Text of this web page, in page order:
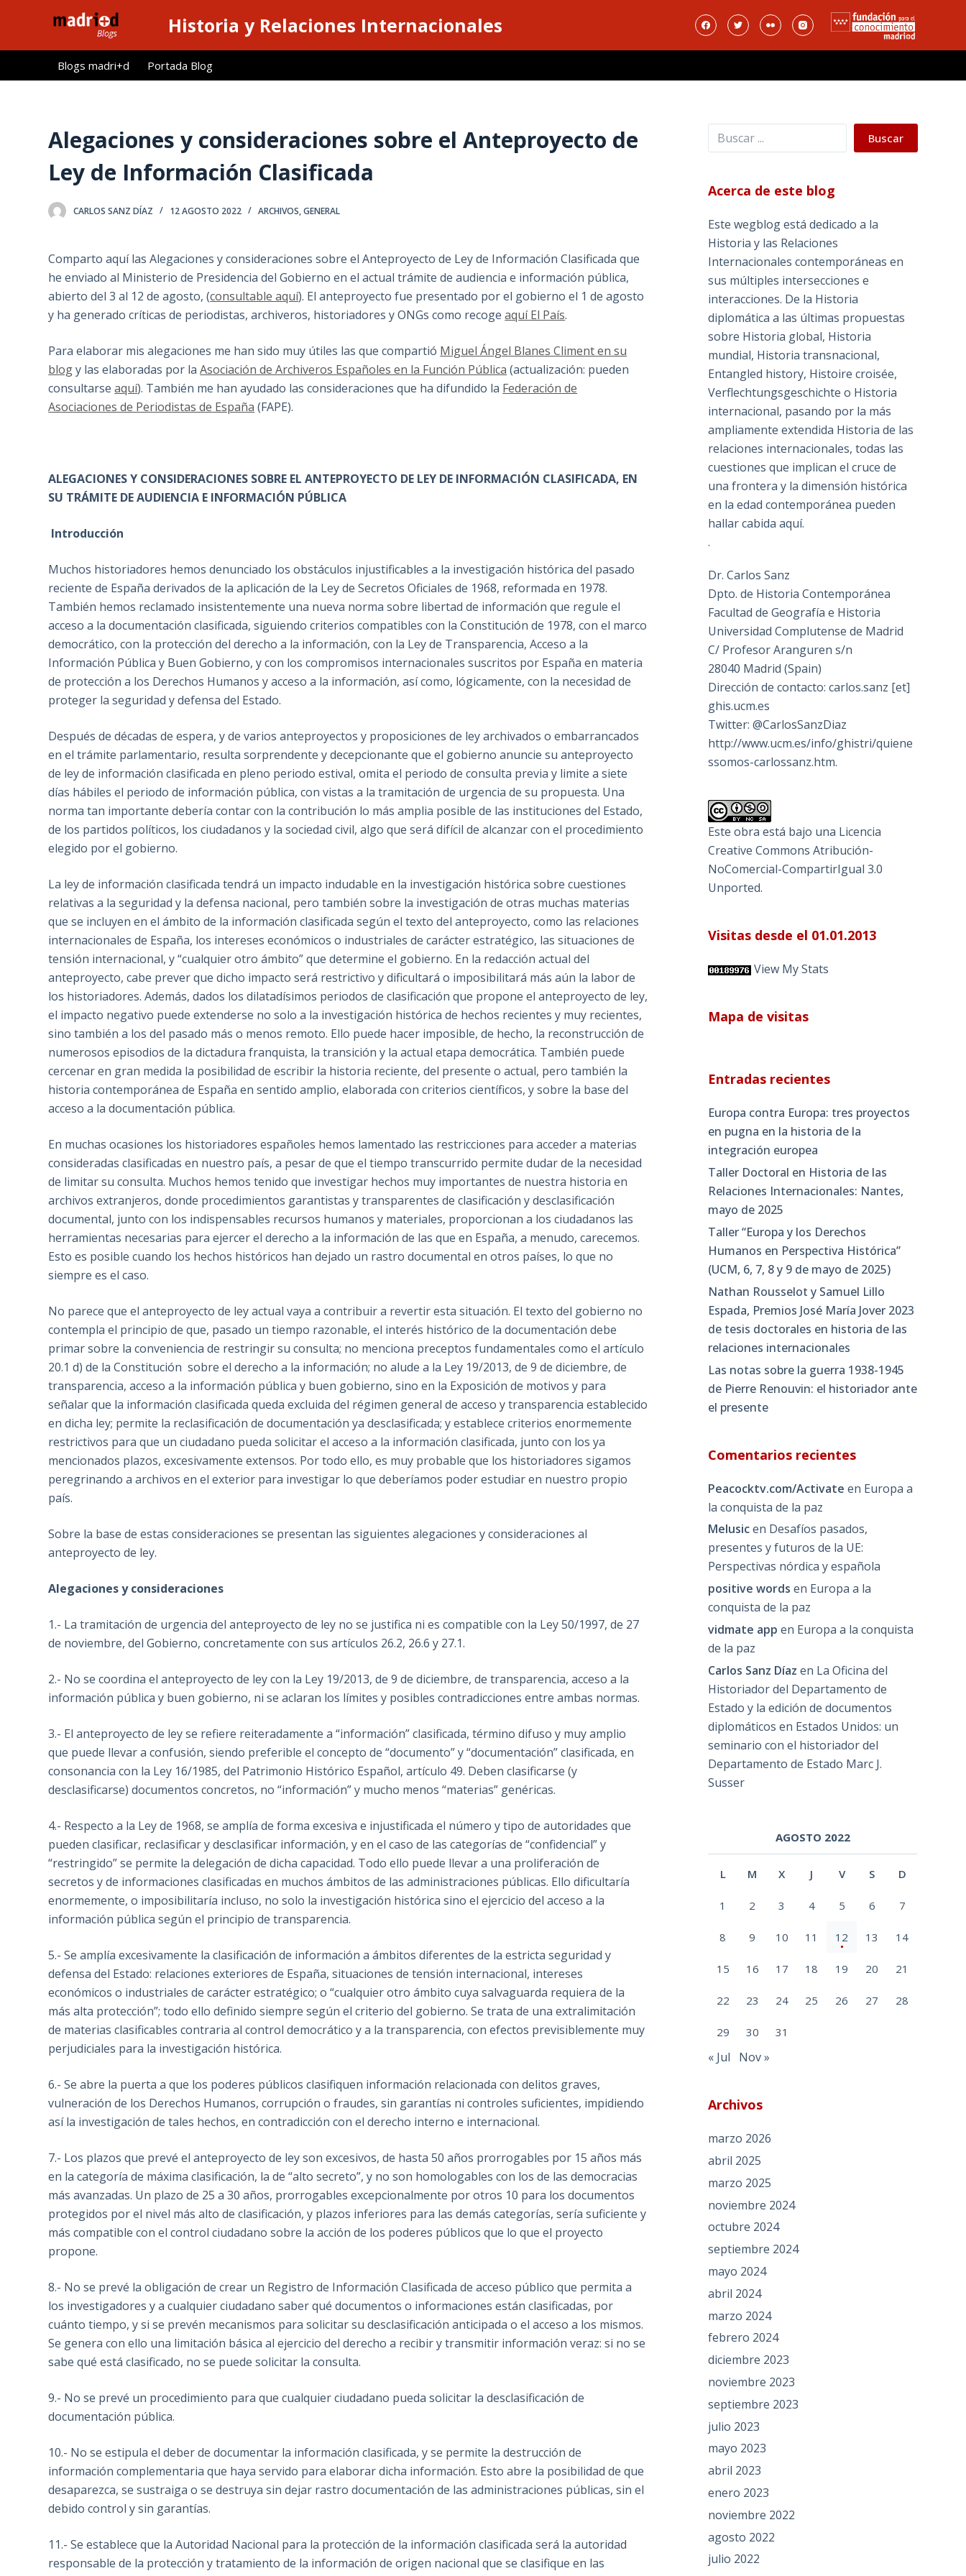
l
Historia y Relaciones Internacionales
Blogs madri+d Portada Blog
Alegaciones y consideraciones sobre el Anteproyecto de
Ley de Información Clasificada
CARLOS SANZ DÍAZ 12 AGOSTO 2022 ARCHIVOS,GENERAL
Comparto aquí las Alegaciones y consideraciones sobre el Anteproyecto de Ley de Información Clasificada que
he enviado al Ministerio de Presidencia del Gobierno en el actual trámite de audiencia e información pública,
abierto del 3 al 12 de agosto, (consultable aquí). El anteproyecto fue presentado por el gobierno el 1 de agosto
y ha generado críticas de periodistas, archiveros, historiadores y ONGs como recogeaquí El País.
Para elaborar mis alegaciones me han sido muy útiles las que compartió Miguel Ángel Blanes Climent en su
blogy las elaboradas por laAsociación de Archiveros Españoles en la Función Pública (actualización: pueden
consultarseaquí). También me han ayudado las consideraciones que ha difundido la Federación de
Asociaciones de Periodistas de España (FAPE).
ALEGACIONES Y CONSIDERACIONES SOBRE EL ANTEPROYECTO DE LEY DE INFORMACIÓN CLASIFICADA, EN
SU TRÁMITE DE AUDIENCIA E INFORMACIÓN PÚBLICA
Introducción
Muchos historiadores hemos denunciado los obstáculos injustificables a la investigación histórica del pasado
reciente de España derivados de la aplicación de la Ley de Secretos Oficiales de 1968, reformada en 1978.
También hemos reclamado insistentemente una nueva norma sobre libertad de información que regule el
acceso a la documentación clasificada, siguiendo criterios compatibles con la Constitución de 1978, con el marco
democrático, con la protección del derecho a la información, con la Ley de Transparencia, Acceso a la
Información Pública y Buen Gobierno, y con los compromisos internacionales suscritos por España en materia
de protección a los Derechos Humanos y acceso a la información, así como, lógicamente, con la necesidad de
proteger la seguridad y defensa del Estado.
Después de décadas de espera, y de varios anteproyectos y proposiciones de ley archivados o embarrancados
en el trámite parlamentario, resulta sorprendente y decepcionante que el gobierno anuncie su anteproyecto
de ley de información clasificada en pleno periodo estival, omita el periodo de consulta previa y limite a siete
días hábiles el periodo de información pública, con vistas a la tramitación de urgencia de su propuesta. Una
norma tan importante debería contar con la contribución lo más amplia posible de las instituciones del Estado,
de los partidos políticos, los ciudadanos y la sociedad civil, algo que será difícil de alcanzar con el procedimiento
elegido por el gobierno.
La ley de información clasificada tendrá un impacto indudable en la investigación histórica sobre cuestiones
relativas a la seguridad y la defensa nacional, pero también sobre la investigación de otras muchas materias
que se incluyen en el ámbito de la información clasificada según el texto del anteproyecto, como las relaciones
internacionales de España, los intereses económicos o industriales de carácter estratégico, las situaciones de
tensión internacional, y “cualquier otro ámbito” que determine el gobierno. En la redacción actual del
anteproyecto, cabe prever que dicho impacto será restrictivo y dificultará o imposibilitará más aún la labor de
los historiadores. Además, dados los dilatadísimos periodos de clasificación que propone el anteproyecto de ley,
el impacto negativo puede extenderse no solo a la investigación histórica de hechos recientes y muy recientes,
sino también a los del pasado más o menos remoto. Ello puede hacer imposible, de hecho, la reconstrucción de
numerosos episodios de la dictadura franquista, la transición y la actual etapa democrática. También puede
cercenar en gran medida la posibilidad de escribir la historia reciente, del presente o actual, pero también la
historia contemporánea de España en sentido amplio, elaborada con criterios científicos, y sobre la base del
acceso a la documentación pública.
En muchas ocasiones los historiadores españoles hemos lamentado las restricciones para acceder a materias
consideradas clasificadas en nuestro país, a pesar de que el tiempo transcurrido permite dudar de la necesidad
de limitar su consulta. Muchos hemos tenido que investigar hechos muy importantes de nuestra historia en
archivos extranjeros, donde procedimientos garantistas y transparentes de clasificación y desclasificación
documental, junto con los indispensables recursos humanos y materiales, proporcionan a los ciudadanos las
herramientas necesarias para ejercer el derecho a la información de las que en España, a menudo, carecemos.
Esto es posible cuando los hechos históricos han dejado un rastro documental en otros países, lo que no
siempre es el caso.
No parece que el anteproyecto de ley actual vaya a contribuir a revertir esta situación. El texto del gobierno no
contempla el principio de que, pasado un tiempo razonable, el interés histórico de la documentación debe
primar sobre la conveniencia de restringir su consulta; no menciona preceptos fundamentales como el artículo
20.1 d) de la Constitución sobre el derecho a la información; no alude a la Ley 19/2013, de 9 de diciembre, de
transparencia, acceso a la información pública y buen gobierno, sino en la Exposición de motivos y para
señalar que la información clasificada queda excluida del régimen general de acceso y transparencia establecido
en dicha ley; permite la reclasificación de documentación ya desclasificada; y establece criterios enormemente
restrictivos para que un ciudadano pueda solicitar el acceso a la información clasificada, junto con los ya
mencionados plazos, excesivamente extensos. Por todo ello, es muy probable que los historiadores sigamos
peregrinando a archivos en el exterior para investigar lo que deberíamos poder estudiar en nuestro propio
país.
Sobre la base de estas consideraciones se presentan las siguientes alegaciones y consideraciones al
anteproyecto de ley.
Alegaciones y consideraciones
1.- La tramitación de urgencia del anteproyecto de ley no se justifica ni es compatible con la Ley 50/1997, de 27
de noviembre, del Gobierno, concretamente con sus artículos 26.2, 26.6 y 27.1.
2.- No se coordina el anteproyecto de ley con la Ley 19/2013, de 9 de diciembre, de transparencia, acceso a la
información pública y buen gobierno, ni se aclaran los límites y posibles contradicciones entre ambas normas.
3.- El anteproyecto de ley se refiere reiteradamente a “información” clasificada, término difuso y muy amplio
que puede llevar a confusión, siendo preferible el concepto de “documento” y “documentación” clasificada, en
consonancia con la Ley 16/1985, del Patrimonio Histórico Español, artículo 49. Deben clasificarse (y
desclasificarse) documentos concretos, no “información” y mucho menos “materias” genéricas.
4.- Respecto a la Ley de 1968, se amplía de forma excesiva e injustificada el número y tipo de autoridades que
pueden clasificar, reclasificar y desclasificar información, y en el caso de las categorías de “confidencial” y
“restringido” se permite la delegación de dicha capacidad. Todo ello puede llevar a una proliferación de
secretos y de informaciones clasificadas en muchos ámbitos de las administraciones públicas. Ello dificultaría
enormemente, o imposibilitaría incluso, no solo la investigación histórica sino el ejercicio del acceso a la
información pública según el principio de transparencia.
5.- Se amplía excesivamente la clasificación de información a ámbitos diferentes de la estricta seguridad y
defensa del Estado: relaciones exteriores de España, situaciones de tensión internacional, intereses
económicos o industriales de carácter estratégico; o “cualquier otro ámbito cuya salvaguarda requiera de la
más alta protección”; todo ello definido siempre según el criterio del gobierno. Se trata de una extralimitación
de materias clasificables contraria al control democrático y a la transparencia, con efectos previsiblemente muy
perjudiciales para la investigación histórica.
6.- Se abre la puerta a que los poderes públicos clasifiquen información relacionada con delitos graves,
vulneración de los Derechos Humanos, corrupción o fraudes, sin garantías ni controles suficientes, impidiendo
así la investigación de tales hechos, en contradicción con el derecho interno e internacional.
7.- Los plazos que prevé el anteproyecto de ley son excesivos, de hasta 50 años prorrogables por 15 años más
en la categoría de máxima clasificación, la de “alto secreto”, y no son homologables con los de las democracias
más avanzadas. Un plazo de 25 a 30 años, prorrogables excepcionalmente por otros 10 para los documentos
protegidos por el nivel más alto de clasificación, y plazos inferiores para las demás categorías, sería suficiente y
más compatible con el control ciudadano sobre la acción de los poderes públicos que lo que el proyecto
propone.
8.- No se prevé la obligación de crear un Registro de Información Clasificada de acceso público que permita a
los investigadores y a cualquier ciudadano saber qué documentos o informaciones están clasificadas, por
cuánto tiempo, y si se prevén mecanismos para solicitar su desclasificación anticipada o el acceso a los mismos.
Se genera con ello una limitación básica al ejercicio del derecho a recibir y transmitir información veraz: si no se
sabe qué está clasificado, no se puede solicitar la consulta.
9.- No se prevé un procedimiento para que cualquier ciudadano pueda solicitar la desclasificación de
documentación pública.
10.- No se estipula el deber de documentar la información clasificada, y se permite la destrucción de
información complementaria que haya servido para elaborar dicha información. Esto abre la posibilidad de que
desaparezca, se sustraiga o se destruya sin dejar rastro documentación de las administraciones públicas, sin el
debido control y sin garantías.
11.- Se establece que la Autoridad Nacional para la protección de la información clasificada será la autoridad
responsable de la protección y tratamiento de la información de origen nacional que se clasifique en las
Buscar Buscar
Acerca de este blog
Este wegblog está dedicado a la
Historia y las Relaciones
Internacionales contemporáneas en
sus múltiples intersecciones e
interacciones. De la Historia
diplomática a las últimas propuestas
sobre Historia global, Historia
mundial, Historia transnacional,
Entangled history, Histoire croisée,
Verflechtungsgeschichte o Historia
internacional, pasando por la más
ampliamente extendida Historia de las
relaciones internacionales, todas las
cuestiones que implican el cruce de
una frontera y la dimensión histórica
en la edad contemporánea pueden
hallar cabida aquí.
.
Dr. Carlos Sanz
Dpto. de Historia Contemporánea
Facultad de Geografía e Historia
Universidad Complutense de Madrid
C/ Profesor Aranguren s/n
28040 Madrid (Spain)
Dirección de contacto: carlos.sanz [et]
ghis.ucm.es
Twitter: @CarlosSanzDiaz
http://www.ucm.es/info/ghistri/quiene
ssomos-carlossanz.htm.
Este obra está bajo una Licencia
Creative Commons Atribución-
NoComercial-CompartirIgual 3.0
Unported.
Visitas desde el 01.01.2013
View My Stats
Mapa de visitas
Entradas recientes
Europa contra Europa: tres proyectos
en pugna en la historia de la
integración europea
Taller Doctoral en Historia de las
Relaciones Internacionales: Nantes,
mayo de 2025
Taller “Europa y los Derechos
Humanos en Perspectiva Histórica”
(UCM, 6, 7, 8 y 9 de mayo de 2025)
Nathan Rousselot y Samuel Lillo
Espada, Premios José María Jover 2023
de tesis doctorales en historia de las
relaciones internacionales
Las notas sobre la guerra 1938-1945
de Pierre Renouvin: el historiador ante
el presente
Comentarios recientes
Peacocktv.com/Activate en Europa a
la conquista de la paz
Melusicen Desafíos pasados,
presentes y futuros de la UE:
Perspectivas nórdica y española
positive words en Europa a la
conquista de la paz
vidmate app en Europa a la conquista
de la paz
Carlos Sanz Díaz en La Oficina del
Historiador del Departamento de
Estado y la edición de documentos
diplomáticos en Estados Unidos: un
seminario con el historiador del
Departamento de Estado Marc J.
Susser
AGOSTO 2022
L M X J V S D
1 2 3 4 5 6 7
8 9 10 11 12 13 14
15 16 17 18 19 20 21
22 23 24 25 26 27 28
29 30 31
« Jul Nov »
Archivos
marzo 2026
abril 2025
marzo 2025
noviembre 2024
octubre 2024
septiembre 2024
mayo 2024
abril 2024
marzo 2024
febrero 2024
diciembre 2023
noviembre 2023
septiembre 2023
julio 2023
mayo 2023
abril 2023
enero 2023
noviembre 2022
agosto 2022
julio 2022